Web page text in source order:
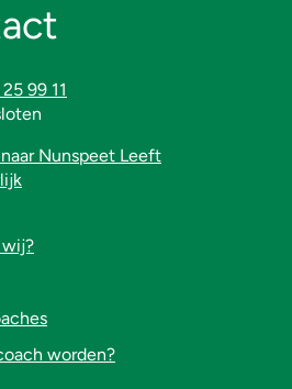
99 11
Nunspeet Leeft
worden?